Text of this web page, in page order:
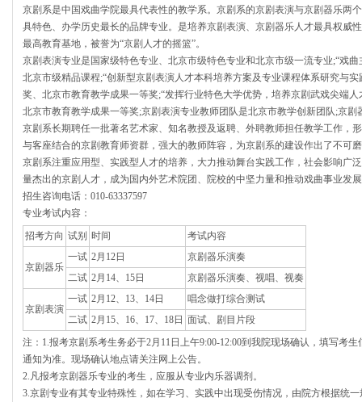
京剧系是中国戏曲学院最具代表性的教学系。京剧系的京剧表演与京剧器乐两
具特色、办学历史最长的品牌专业。是培养京剧表演、京剧器乐人才最具权威
最高教育基地，被誉为“京剧人才的摇篮”。
京剧表演专业是国家级特色专业、北京市级特色专业和北京市级一流专业;“戏
北京市级精品课程;“创新型京剧表演人才本科培养方案及专业课程体系研究与
奖、北京市教育教学成果一等奖;“发挥行业特色大学优势，培养京剧武戏尖端
北京市教育教学成果一等奖;京剧表演专业教师团队是北京市教学创新团队;京
京剧系长期聘任一批著名艺术家、知名教授及返聘、外聘教师担任教学工作，
与客座结合的京剧教育师资群，强大的教师阵容，为京剧系的建设作出了不可
京剧系注重应用型、实践型人才的培养，大力推动舞台实践工作，社会影响广
量杰出的京剧人才，成为国内外艺术院团、院校的中坚力量和推动戏曲事业发
招生咨询电话：010-63337597
专业考试内容：
招考方向 试别 时间 考试内容
京剧器乐
一试 2月12日
京剧器乐演奏
二试 2月14、15日 京剧器乐演奏、视唱、视奏
京剧表演
一试 2月12、13、14日
唱念做打综合测试
二试 2月15、16、17、18日 面试、剧目片段
注：1.报考京剧系考生务必于2月11日上午9:00-12:00到我院现场确认，填写考
通知为准。现场确认地点请关注网上公告。
2.凡报考京剧器乐专业的考生，应服从专业内乐器调剂。
3.京剧专业有其专业特殊性，如在学习、实践中出现受伤情况，由院方根据统